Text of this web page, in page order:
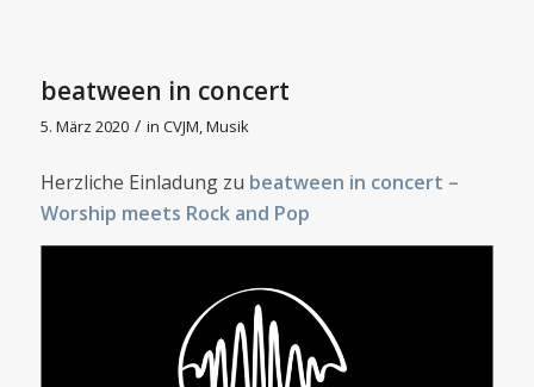
beatween in concert
5. März 2020 / in CVJM,Musik
Herzliche Einladung zu beatween in concert –
Worship meets Rock and Pop